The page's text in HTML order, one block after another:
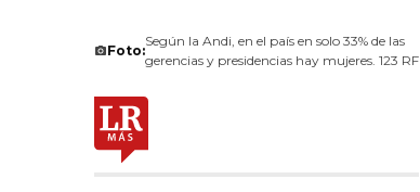
Foto:
Según la Andi, en el país en solo 33% de las
gerencias y presidencias hay mujeres. 123 RF